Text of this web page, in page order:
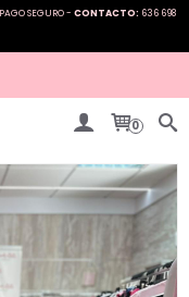
SEGURO - CONTACTO: 636 698
0